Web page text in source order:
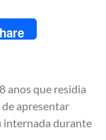
anos que residia
apresentar
internada durante